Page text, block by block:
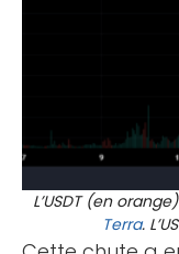
L’USDT (en
Terra.